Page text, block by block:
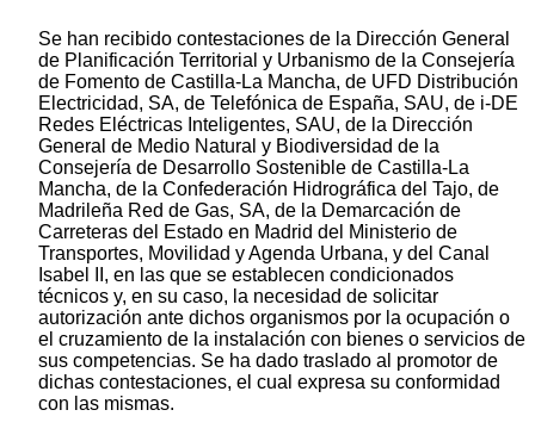
Se han recibido contestaciones de la Dirección General
de Planificación Territorial y Urbanismo de la Consejería
de Fomento de Castilla-La Mancha, de UFD Distribución
Electricidad, SA, de Telefónica de España, SAU, de i-DE
Redes Eléctricas Inteligentes, SAU, de la Dirección
General de Medio Natural y Biodiversidad de la
Consejería de Desarrollo Sostenible de Castilla-La
Mancha, de la Confederación Hidrográfica del Tajo, de
Madrileña Red de Gas, SA, de la Demarcación de
Carreteras del Estado en Madrid del Ministerio de
Transportes, Movilidad y Agenda Urbana, y del Canal
Isabel II, en las que se establecen condicionados
técnicos y, en su caso, la necesidad de solicitar
autorización ante dichos organismos por la ocupación o
el cruzamiento de la instalación con bienes o servicios de
sus competencias. Se ha dado traslado al promotor de
dichas contestaciones, el cual expresa su conformidad
con las mismas.